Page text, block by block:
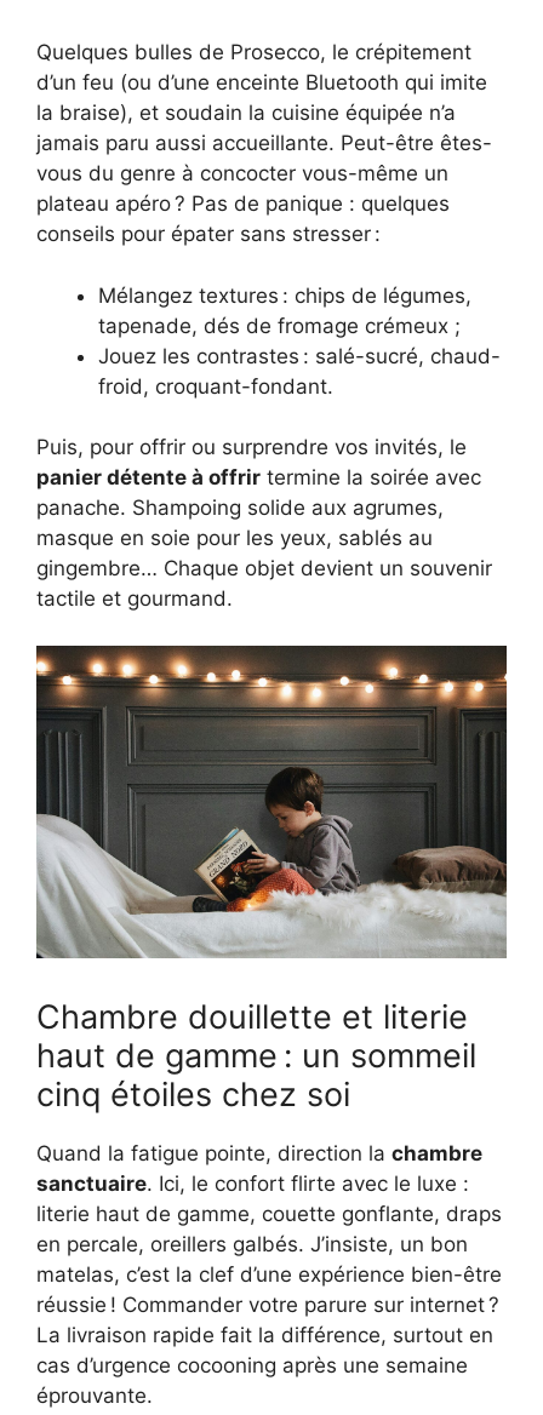
Quelques bulles de Prosecco, le crépitement
d’un feu (ou d’une enceinte Bluetooth qui imite
la braise), et soudain la cuisine équipée n’a
jamais paru aussi accueillante. Peut-être êtes-
vous du genre à concocter vous-même un
plateau apéro ? Pas de panique : quelques
conseils pour épater sans stresser :
Mélangez textures : chips de légumes,
tapenade, dés de fromage crémeux ;
Jouez les contrastes : salé-sucré, chaud-
froid, croquant-fondant.
Puis, pour offrir ou surprendre vos invités, le
panier détente à offrir termine la soirée avec
panache. Shampoing solide aux agrumes,
masque en soie pour les yeux, sablés au
gingembre… Chaque objet devient un souvenir
tactile et gourmand.
Chambre douillette et literie
haut de gamme : un sommeil
cinq étoiles chez soi
Quand la fatigue pointe, direction la chambre
sanctuaire. Ici, le confort flirte avec le luxe :
literie haut de gamme, couette gonflante, draps
en percale, oreillers galbés. J’insiste, un bon
matelas, c’est la clef d’une expérience bien-être
réussie ! Commander votre parure sur internet ?
La livraison rapide fait la différence, surtout en
cas d’urgence cocooning après une semaine
éprouvante.